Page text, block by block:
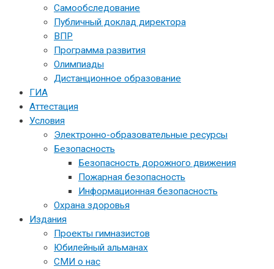
Самообследование
Публичный доклад директора
ВПР
Программа развития
Олимпиады
Дистанционное образование
ГИА
Аттестация
Условия
Электронно-образовательные ресурсы
Безопасность
Безопасность дорожного движения
Пожарная безопасность
Информационная безопасность
Охрана здоровья
Издания
Проекты гимназистов
Юбилейный альманах
СМИ о нас